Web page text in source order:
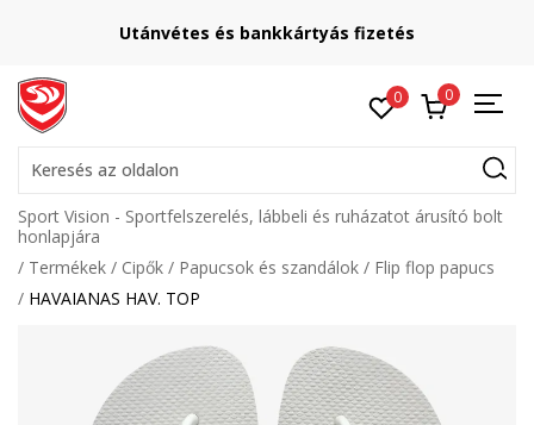
Utánvétes és bankkártyás fizetés
0 0
Keresés az oldalon
Sport Vision - Sportfelszerelés, lábbeli és ruházatot árusító bolt
honlapjára
Termékek
Cipők Papucsok és szandálok
Flip flop papucs
HAVAIANAS HAV. TOP